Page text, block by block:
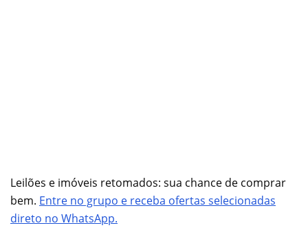
Leilões e imóveis retomados: sua chance de comprar
bem. Entre no grupo e receba ofertas selecionadas
direto no WhatsApp.